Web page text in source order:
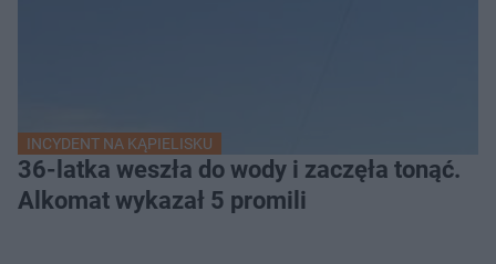
INCYDENT NA KĄPIELISKU
36-latka weszła do wody i zaczęła tonąć.
Alkomat wykazał 5 promili